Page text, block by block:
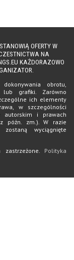
OFERTY W
NA
KAŻDORAZOWO
obrotu,
lub grafiki. Zarówno
ich elementy
w szczególności
i prawach
późn. zm.). W razie
wyciągnięte
Polityka